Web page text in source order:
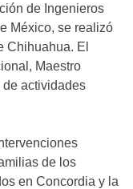
de Ingenieros
México, se realizó
Chihuahua. El
Maestro
de actividades
de los
en Concordia y la